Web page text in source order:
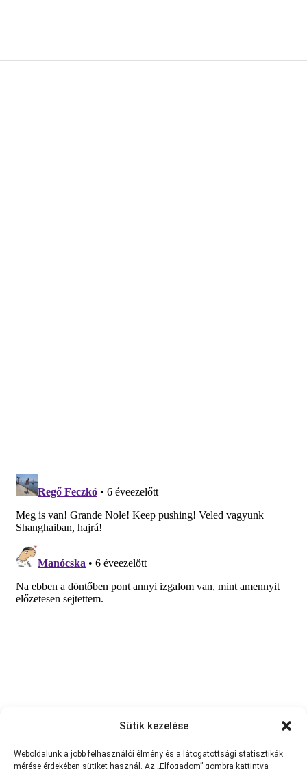
Sütik kezelése
Weboldalunk a jobb felhasználói élmény és a látogatottsági statisztikák
mérése érdekében sütiket használ. Az „Elfogadom” gombra kattintva